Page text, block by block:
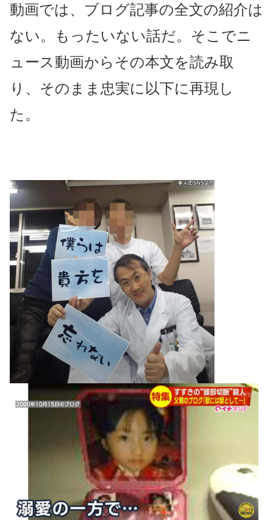
動画では、ブログ記事の全文の紹介は
ない。もったいない話だ。そこでニ
ュース動画からその本文を読み取
り、そのまま忠実に以下に再現し
た。